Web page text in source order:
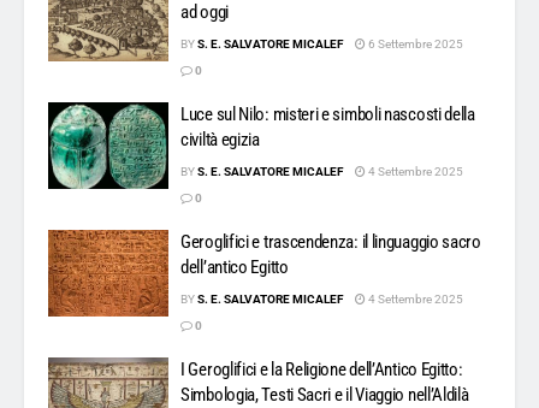
ad oggi
BYS. E. SALVATORE MICALEF
6 Settembre 2025
0
Luce sul Nilo: misteri e simboli nascosti della
civiltà egizia
BYS. E. SALVATORE MICALEF
4 Settembre 2025
0
Geroglifici e trascendenza: il linguaggio sacro
dell’antico Egitto
BYS. E. SALVATORE MICALEF
4 Settembre 2025
0
I Geroglifici e la Religione dell’Antico Egitto:
Simbologia, Testi Sacri e il Viaggio nell’Aldilà